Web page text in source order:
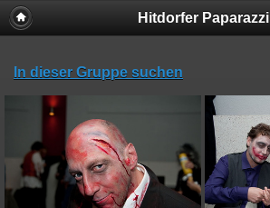
Hitdorfer Paparazzi
In dieser Gruppe suchen